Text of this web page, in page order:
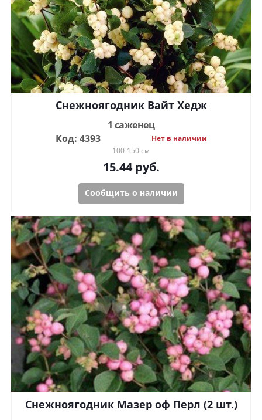
Снежноягодник Вайт Хедж
1 саженец
Код: 4393
Нет в наличии
100-150 см
15.44руб.
Сообщить о наличии
Снежноягодник Мазер оф Перл (2 шт.)